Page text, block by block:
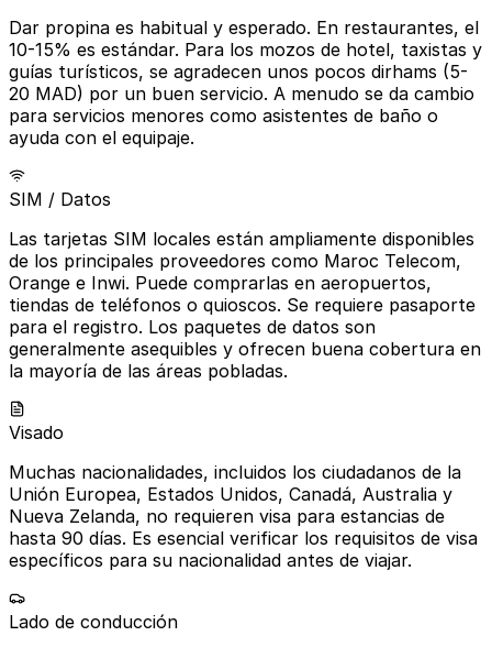
Dar propina es habitual y esperado. En restaurantes, el
10-15% es estándar. Para los mozos de hotel, taxistas y
guías turísticos, se agradecen unos pocos dirhams (5-
20 MAD) por un buen servicio. A menudo se da cambio
para servicios menores como asistentes de baño o
ayuda con el equipaje.
SIM / Datos
Las tarjetas SIM locales están ampliamente disponibles
de los principales proveedores como Maroc Telecom,
Orange e Inwi. Puede comprarlas en aeropuertos,
tiendas de teléfonos o quioscos. Se requiere pasaporte
para el registro. Los paquetes de datos son
generalmente asequibles y ofrecen buena cobertura en
la mayoría de las áreas pobladas.
Visado
Muchas nacionalidades, incluidos los ciudadanos de la
Unión Europea, Estados Unidos, Canadá, Australia y
Nueva Zelanda, no requieren visa para estancias de
hasta 90 días. Es esencial verificar los requisitos de visa
específicos para su nacionalidad antes de viajar.
Lado de conducción